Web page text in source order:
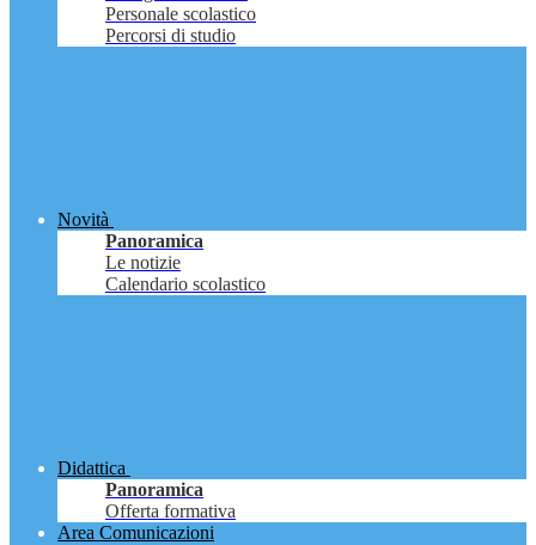
Personale scolastico
Percorsi di studio
Novità
Panoramica
Le notizie
Calendario scolastico
Didattica
Panoramica
Offerta formativa
Area Comunicazioni